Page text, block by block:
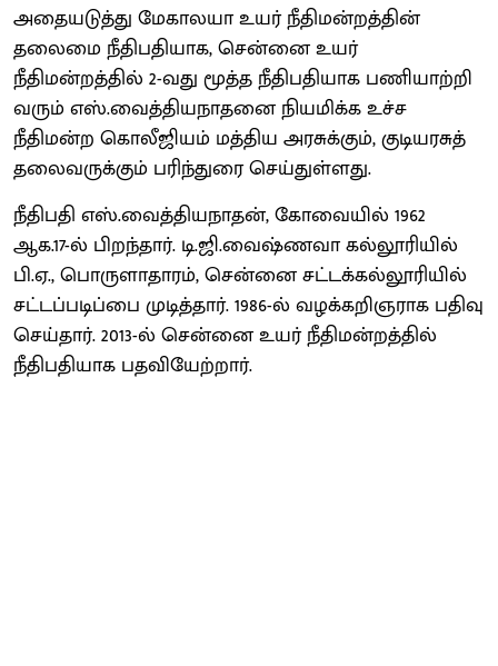
அதையடுத்து மேகாலயா உயர் நீதிமன்றத்தின்
தலைமை நீதிபதியாக, சென்னை உயர்
நீதிமன்றத்தில் 2-வது மூத்த நீதிபதியாக பணியாற்றி
வரும் எஸ்.வைத்தியநாதனை நியமிக்க உச்ச
நீதிமன்ற கொலீஜியம் மத்திய அரசுக்கும், குடியரசுத்
தலைவருக்கும் பரிந்துரை செய்துள்ளது.
நீதிபதி எஸ்.வைத்தியநாதன், கோவையில் 1962
ஆக.17-ல் பிறந்தார். டி.ஜி.வைஷ்ணவா கல்லூரியில்
பி.ஏ., பொருளாதாரம், சென்னை சட்டக்கல்லூரியில்
சட்டப்படிப்பை முடித்தார். 1986-ல் வழக்கறிஞராக பதிவு
செய்தார். 2013-ல் சென்னை உயர் நீதிமன்றத்தில்
நீதிபதியாக பதவியேற்றார்.